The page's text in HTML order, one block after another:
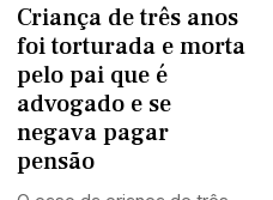
Criança de três anos
foi torturada e morta
pelo pai que é
advogado e se
negava pagar
pensão